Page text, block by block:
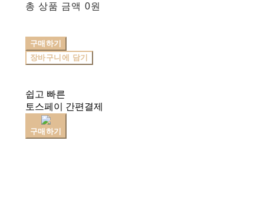
총 상품 금액 0원
구매하기
장바구니에 담기
쉽고 빠른
토스페이 간편결제
구매하기